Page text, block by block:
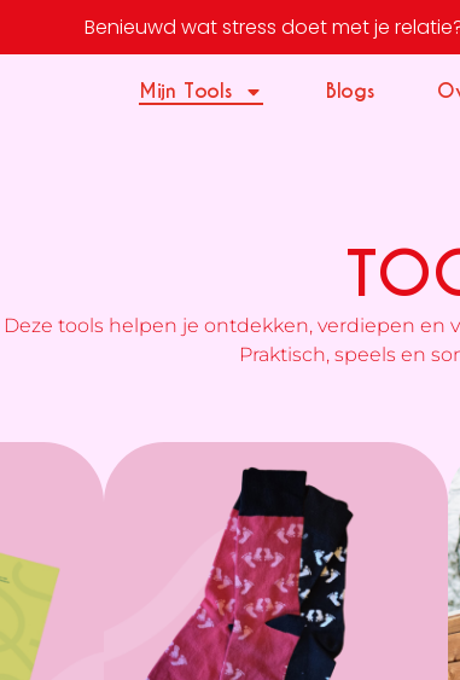
Benieuwd wat stress doet met je
Mijn Tools Blogs
Deze tools helpen je ontdekken, verdiepen en
Praktisch, speels en